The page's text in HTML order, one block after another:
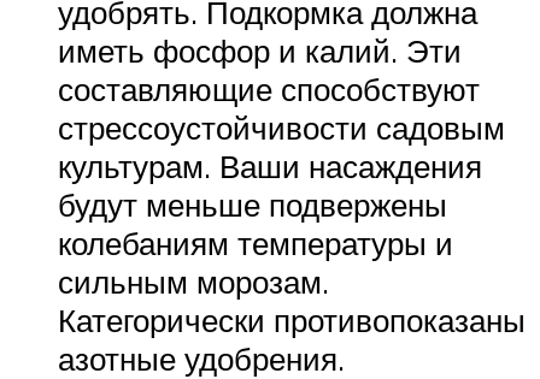
удобрять. Подкормка должна
иметь фосфор и калий. Эти
составляющие способствуют
стрессоустойчивости садовым
культурам. Ваши насаждения
будут меньше подвержены
колебаниям температуры и
сильным морозам.
Категорически противопоказаны
азотные удобрения.